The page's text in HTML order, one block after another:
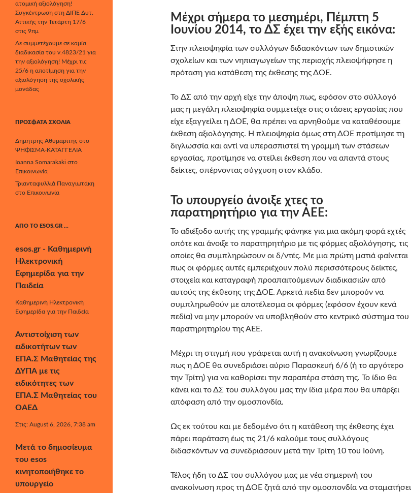
Μέχρι σήμερα το μεσημέρι, Πέμπτη 5
Ιουνίου 2014, το ΔΣ έχει την εξής εικόνα:
Στην πλειοψηφία των συλλόγων διδασκόντων των δημοτικών
σχολείων και των νηπιαγωγείων της περιοχής πλειοψήφησε η
πρόταση για κατάθεση της έκθεσης της ΔΟΕ.
To ΔΣ από την αρχή είχε την άποψη πως, εφόσον στο σύλλογό
μας η μεγάλη πλειοψηφία συμμετείχε στις στάσεις εργασίας που
είχε εξαγγείλει η ΔΟΕ, θα πρέπει να αρνηθούμε να καταθέσουμε
έκθεση αξιολόγησης. Η πλειοψηφία όμως στη ΔΟΕ προτίμησε τη
διγλωσσία και αντί να υπερασπιστεί τη γραμμή των στάσεων
εργασίας, προτίμησε να στείλει έκθεση που να απαντά στους
δείκτες, σπέρνοντας σύγχυση στον κλάδο.
To υπουργείο άνοιξε χτες το
παρατηρητήριο για την ΑΕΕ:
Το αδιέξοδο αυτής της γραμμής φάνηκε για μια ακόμη φορά εχτές
οπότε και άνοιξε το παρατηρητήριο με τις φόρμες αξιολόγησης, τις
οποίες θα συμπληρώσουν οι δ/ντές. Με μια πρώτη ματιά φαίνεται
πως οι φόρμες αυτές εμπεριέχουν πολύ περισσότερους δείκτες,
στοιχεία και καταγραφή προαπαιτούμενων διαδικασιών από
αυτούς της έκθεσης της ΔΟΕ. Αρκετά πεδία δεν μπορούν να
συμπληρωθούν με αποτέλεσμα οι φόρμες (εφόσον έχουν κενά
πεδία) να μην μπορούν να υποβληθούν στο κεντρικό σύστημα του
παρατηρητηρίου της ΑΕΕ.
Μέχρι τη στιγμή που γράφεται αυτή η ανακοίνωση γνωρίζουμε
πως η ΔΟΕ θα συνεδριάσει αύριο Παρασκευή 6/6 (ή το αργότερο
την Τρίτη) για να καθορίσει την παραπέρα στάση της. Το ίδιο θα
κάνει και το ΔΣ του συλλόγου μας την ίδια μέρα που θα υπάρξει
απόφαση από την ομοσπονδία.
Ως εκ τούτου και με δεδομένο ότι η κατάθεση της έκθεσης έχει
πάρει παράταση έως τις 21/6 καλούμε τους συλλόγους
διδασκόντων να συνεδριάσουν μετά την Τρίτη 10 του Ιούνη.
Τέλος ήδη το ΔΣ του συλλόγου μας με νέα σημερινή του
ανακοίνωση προς τη ΔΟΕ ζητά από την ομοσπονδία να σταματήσει
ατομική αξιολόγηση!
Συγκέντρωση στη ΔΙΠΕ Δυτ.
Αττικής την Τετάρτη 17/6
στις 9πμ
Δε συμμετέχουμε σε καμία
διαδικασία του ν.4823/21 για
την αξιολόγηση! Μέχρι τις
25/6 η αποτίμηση για την
αξιολόγηση της σχολικής
μονάδας
ΠΡΌΣΦΑΤΑ ΣΧΌΛΙΑ
Δημητρης Αθυμαριτης στο
ΨΗΦΙΣΜΑ-ΚΑΤΑΓΓΕΛΙΑ
Ioanna Somarakaki στο
Επικοινωνία
Τριανταφυλλιά Παναγιωτάκη
στο Επικοινωνία
ΑΠΌ ΤΟ ESOS.GR …
esos.gr - Καθημερινή
Ηλεκτρονική
Εφημερίδα για την
Παιδεία
Καθημερινή Ηλεκτρονική
Εφημερίδα για την Παιδεία
Αντιστοίχιση των
ειδικοτήτων των
ΕΠΑ.Σ Μαθητείας της
ΔΥΠΑ με τις
ειδικότητες των
ΕΠΑ.Σ Μαθητείας του
ΟΑΕΔ
Στις: August 6, 2026, 7:38 am
Μετά το δημοσίευμα
του esos
κινητοποιήθηκε το
υπουργείο